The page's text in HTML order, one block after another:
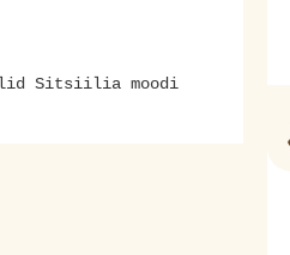
Sitsiilia moodi